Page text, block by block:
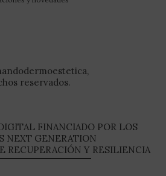
reservados.
FINANCIADO POR LOS
NEXT GENERATION
RECUPERACIÓN Y RESILIENCIA